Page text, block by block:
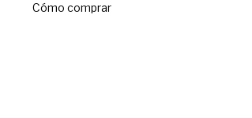
Cómo comprar